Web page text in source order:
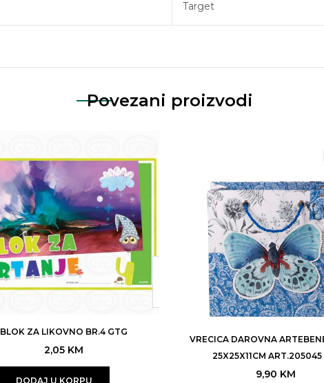
Target
Povezani proizvodi
BLOK ZA LIKOVNO BR.4 GTG
2,05 KM
DODAJ U KORPU
VRECICA DAROVNA
25X25X11CM ART.205045
9,90 KM